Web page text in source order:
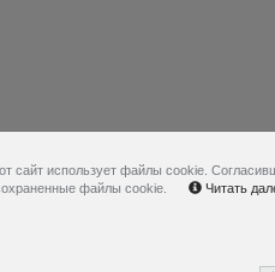
сайт использует файлы cookie.
файлы cookie.
Читать